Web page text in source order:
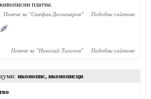
платна.
Повече за "Стефан Доскачаров" Подобни сайтове
Повече за "Николай Тихолов" Подобни сайтове
иконопис, иконописци